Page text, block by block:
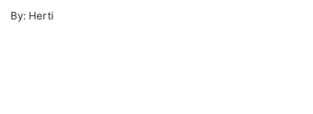
By: Herti